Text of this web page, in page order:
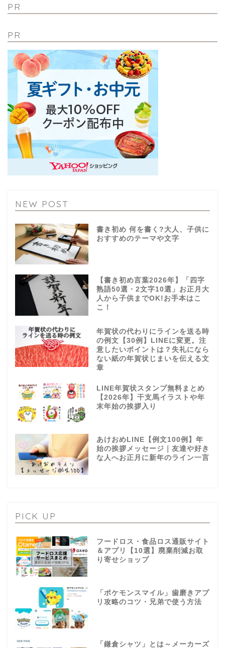
PR
PR
NEW POST
書き初め 何を書く?大人、子供に
おすすめのテーマや文字
【書き初め言葉2026年】「四字
熟語50選・2文字10選」お正月大
人から子供までOK!お手本はこ
こ！
年賀状の代わりにラインを送る時
の例文【30例】LINEに変更。注
意したいポイントは？失礼になら
ない紙の年賀状じまいを伝える文
章
LINE年賀状スタンプ無料まとめ
【2026年】干支馬イラストや年
末年始の挨拶入り
あけおめLINE【例文100例】年
始の挨拶メッセージ｜友達や好き
な人へお正月に新年のライン一言
PICK UP
フードロス・食品ロス通販サイト
＆アプリ【10選】廃棄削減お取
り寄せショップ
「ポケモンスマイル」歯磨きアプ
リ攻略のコツ・兄弟で使う方法
「鎌倉シャツ」とは～メーカーズ